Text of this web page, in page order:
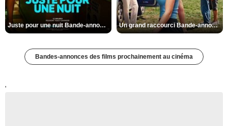
Juste pour une nuit Bande-annonce VO STFR Un grand raccourci Bande-annonce VF
Bandes-annonces des films prochainement au cinéma
'